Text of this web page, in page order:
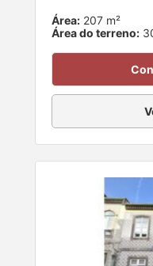
Área: 207 m²
Área do terreno: